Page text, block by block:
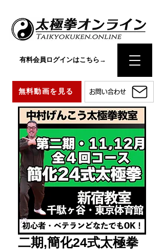
お問い合わせ
無料動画を見る
有料会員ログインはこちら→
二期,簡化24式太極拳